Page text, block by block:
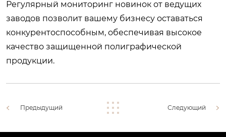
Регулярный мониторинг новинок от ведущих
заводов позволит вашему бизнесу оставаться
конкурентоспособным, обеспечивая высокое
качество защищенной полиграфической
продукции.
Предыдущий Следующий